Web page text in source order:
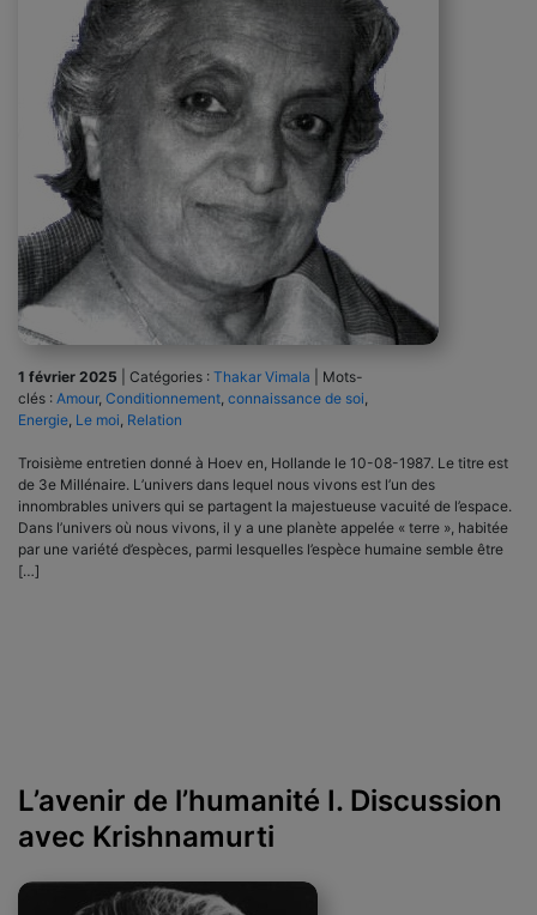
1 février 2025 Catégories : Thakar Vimala
Mots-
clés : Amour, Conditionnement, connaissance de soi,
Energie, Le moi, Relation
Troisième entretien donné à Hoev en, Hollande le 10-08-1987. Le titre est
de 3e Millénaire. L’univers dans lequel nous vivons est l’un des
innombrables univers qui se partagent la majestueuse vacuité de l’espace.
Dans l’univers où nous vivons, il y a une planète appelée « terre », habitée
par une variété d’espèces, parmi lesquelles l’espèce humaine semble être
[…]
L’avenir de l’humanité I. Discussion
avec Krishnamurti